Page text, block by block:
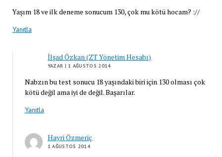
Yaşım 18 ve ilk deneme sonucum 130, çok mu kötü hocam? ://
Yanıtla
İlşad Özkan (ZT Yönetim Hesabı)
YAZAR | 1 AĞUSTOS 2014
Nabzın bu test sonucu 18 yaşındaki biri için 130 olması çok
kötü değil ama iyi de değil. Başarılar.
Yanıtla
Hayri Özmeriç
1 AĞUSTOS 2014